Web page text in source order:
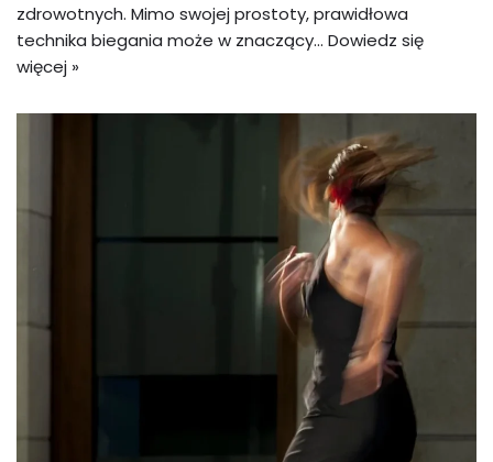
zdrowotnych. Mimo swojej prostoty, prawidłowa
technika biegania może w znaczący… Dowiedz się
więcej »